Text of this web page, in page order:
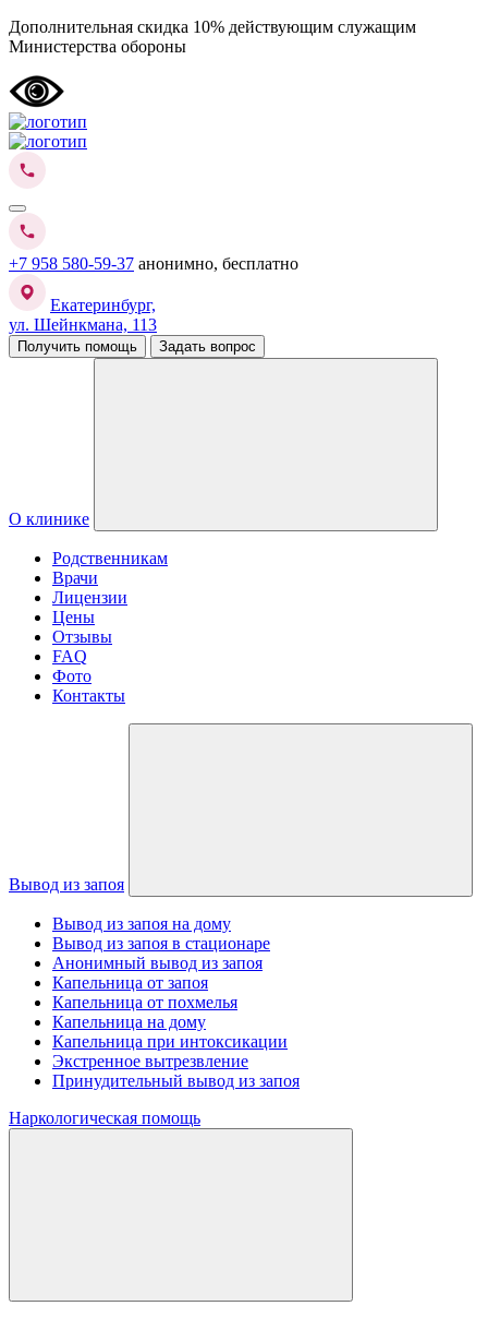
Дополнительная скидка 10% действующим служащим
Министерства обороны
+7 958 580-59-37 анонимно, бесплатно
Екатеринбург,
ул. Шейнкмана, 113
Получить помощь Задать вопрос
О клинике
Родственникам
Врачи
Лицензии
Цены
Отзывы
FAQ
Фото
Контакты
Вывод из запоя
Вывод из запоя на дому
Вывод из запоя в стационаре
Анонимный вывод из запоя
Капельница от запоя
Капельница от похмелья
Капельница на дому
Капельница при интоксикации
Экстренное вытрезвление
Принудительный вывод из запоя
Наркологическая помощь